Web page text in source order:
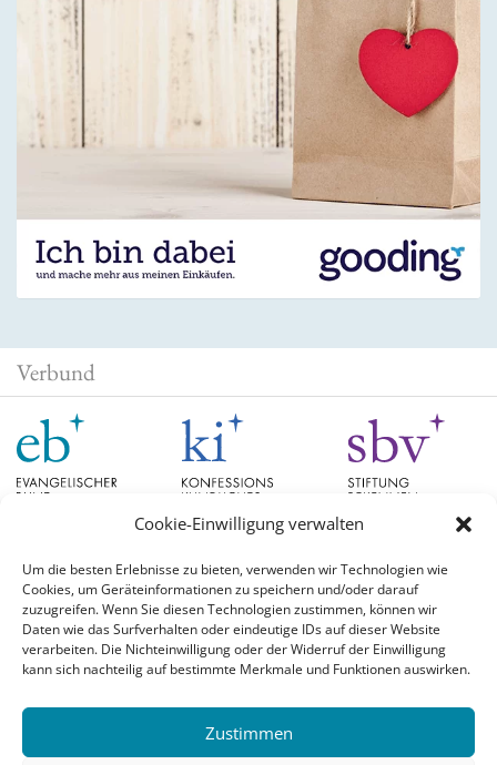
Cookie-Einwilligung verwalten
Um die besten Erlebnisse zu bieten, verwenden wir Technologien wie
Cookies, um Geräteinformationen zu speichern und/oder darauf
zuzugreifen. Wenn Sie diesen Technologien zustimmen, können wir
Daten wie das Surfverhalten oder eindeutige IDs auf dieser Website
verarbeiten. Die Nichteinwilligung oder der Widerruf der Einwilligung
kann sich nachteilig auf bestimmte Merkmale und Funktionen auswirken.
Zustimmen
Verbund
Schlagwörter
#aufgetischt Christian Schad Diskussion EB Bayern EB Hessen Evangelische
konfessionskundliches Institut
Monatsspruch Orthodoxie Reformation römisch-katholische Kirche Theologie